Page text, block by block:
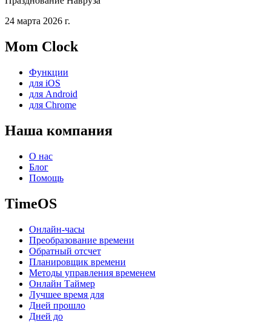
24 марта 2026 г.
Mom Clock
Функции
для iOS
для Android
для Chrome
Наша компания
О нас
Блог
Помощь
TimeOS
Онлайн-часы
Преобразование времени
Обратный отсчет
Планировщик времени
Методы управления временем
Онлайн Таймер
Лучшее время для
Дней прошло
Дней до